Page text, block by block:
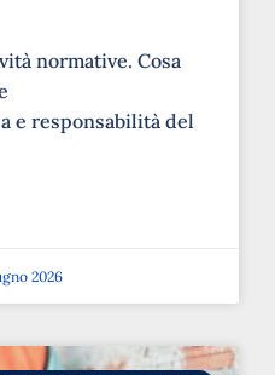
normative. Cosa
e responsabilità del
2026